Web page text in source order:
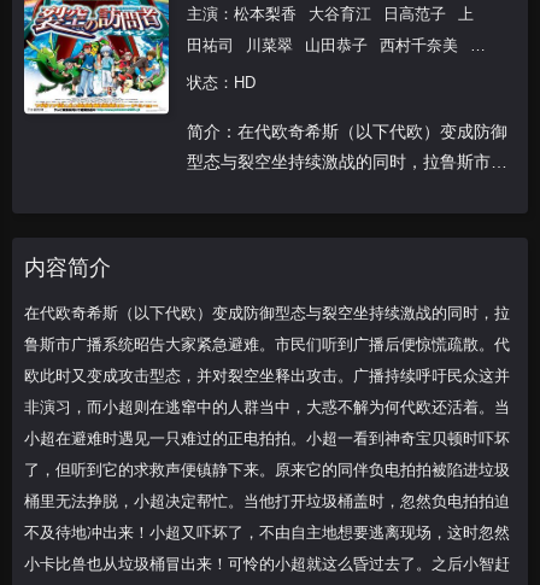
主演： 松本梨香 大谷育江 日高范子
上
田祐司
川菜翠 山田恭子 西村千奈美
山
本圭子
野岛健儿
嘉久美子
伊东美弥子 佐藤智惠
山口隆
行
加藤木贤志 高桥良吉 吉原夏希
白石
冢运升
上原多香子 山寺宏一
状态：HD
简介：在代欧奇希斯（以下代欧）变成防御
型态与裂空坐持续激战的同时，拉鲁斯市广
内容简介
在代欧奇希斯（以下代欧）变成防御型态与裂空坐持续激战的同时，拉
鲁斯市广播系统昭告大家紧急避难。市民们听到广播后便惊慌疏散。代
欧此时又变成攻击型态，并对裂空坐释出攻击。广播持续呼吁民众这并
非演习，而小超则在逃窜中的人群当中，大惑不解为何代欧还活着。当
小超在避难时遇见一只难过的正电拍拍。小超一看到神奇宝贝顿时吓坏
了，但听到它的求救声便镇静下来。原来它的同伴负电拍拍被陷进垃圾
桶里无法挣脱，小超决定帮忙。当他打开垃圾桶盖时，忽然负电拍拍迫
不及待地冲出来！小超又吓坏了，不由自主地想要逃离现场，这时忽然
小卡比兽也从垃圾桶冒出来！可怜的小超就这么昏过去了。之后小智赶